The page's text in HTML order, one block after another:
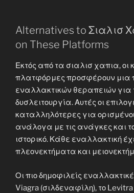
Alternatives to Σιαλισ
on These Platforms
Εκτός από τα σιαλισ χαπια, οι
πλατφόρμες προσφέρουν μια
εναλλακτικών θεραπειών για
δυσλειτουργία. Αυτές οι
καταλληλότερες για
ανάλογα με τις ανάγκες και το
ιστορικό. Κάθε εναλλακτική
πλεονεκτήματα και
Οι πιο δημοφιλείς
Viagra (σιλδεναφίλη), το